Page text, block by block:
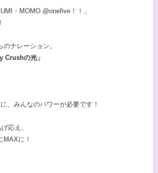
・MOMO @onefive！！」
ナレーション。
Crushの光」
、みんなのパワーが必要です！
応え、
MAXに！